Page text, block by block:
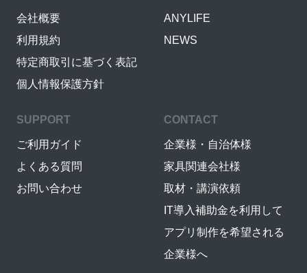
会社概要
利用規約
特定商取引に基づく表記
個人情報保護方針
ANYLIFE
NEWS
SUPPORT
ご利用ガイド
よくある質問
お問い合わせ
CONTACT
企業様・自治体様
家具関連会社様
取材・講演依頼
IT導入補助金を利用して
アプリ制作を希望される
企業様へ